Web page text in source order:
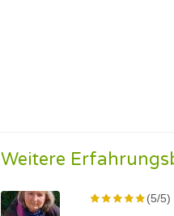
Weitere
(5/5)